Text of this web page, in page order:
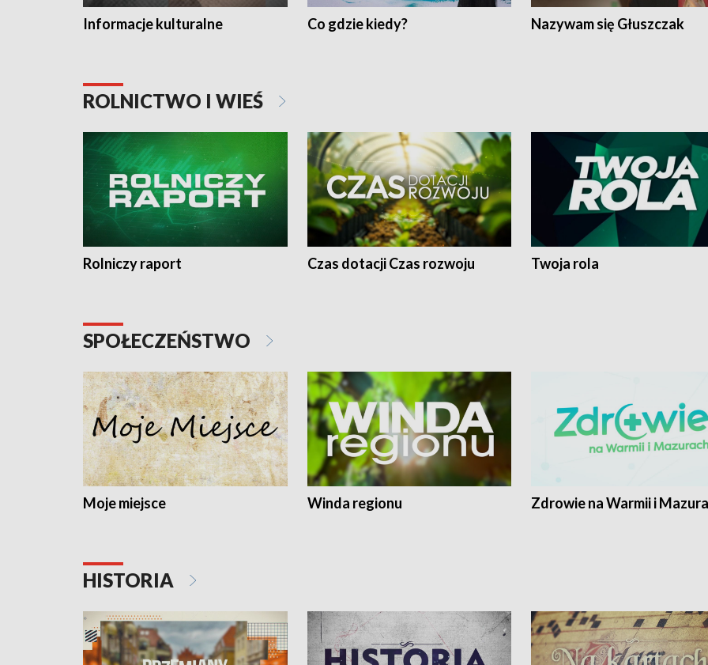
Informacje kulturalne Co gdzie kiedy? Nazywam się Głuszczak
ROLNICTWO I WIEŚ
Rolniczy raport Czas dotacji Czas rozwoju Twoja rola
SPOŁECZEŃSTWO
Moje miejsce Winda regionu Zdrowie na Warmii i
HISTORIA